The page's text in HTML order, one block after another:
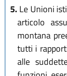
5. Le Unioni
articolo
montana
tutti i
alle